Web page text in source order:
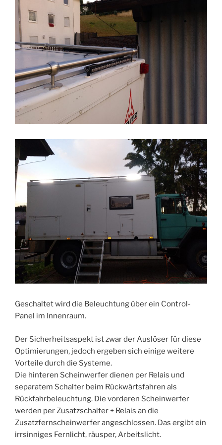
Geschaltet wird die Beleuchtung über ein Control-
Panel im Innenraum.
Der Sicherheitsaspekt ist zwar der Auslöser für diese
Optimierungen, jedoch ergeben sich einige weitere
Vorteile durch die Systeme.
Die hinteren Scheinwerfer dienen per Relais und
separatem Schalter beim Rückwärtsfahren als
Rückfahrbeleuchtung. Die vorderen Scheinwerfer
werden per Zusatzschalter + Relais an die
Zusatzfernscheinwerfer angeschlossen. Das ergibt ein
irrsinniges Fernlicht, räusper, Arbeitslicht.